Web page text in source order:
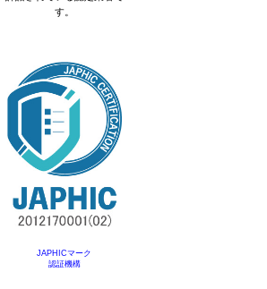
す。
JAPHICマーク
認証機構